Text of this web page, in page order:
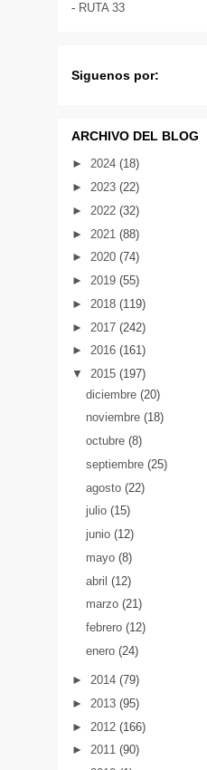
- RUTA 33
Siguenos por:
ARCHIVO DEL BLOG
► 2024 (18)
► 2023 (22)
► 2022 (32)
► 2021 (88)
► 2020 (74)
► 2019 (55)
► 2018 (119)
► 2017 (242)
► 2016 (161)
▼ 2015 (197)
diciembre (20)
noviembre (18)
octubre (8)
septiembre (25)
agosto (22)
julio (15)
junio (12)
mayo (8)
abril (12)
marzo (21)
febrero (12)
enero (24)
► 2014 (79)
► 2013 (95)
► 2012 (166)
► 2011 (90)